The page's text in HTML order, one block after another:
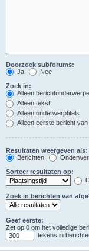
Doorzoek subforums:
Ja
Nee
Zoek in:
Alleen
Alleen tekst
Alleen onderwerptitels
Alleen eerste bericht
Resultaten weergeven als:
Berichten
Sorteer resultaten op:
Zoek in berichten van
Geef eerste:
Zet op 0 om het volledige
tekens in